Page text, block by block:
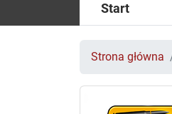
Start
Strona główna